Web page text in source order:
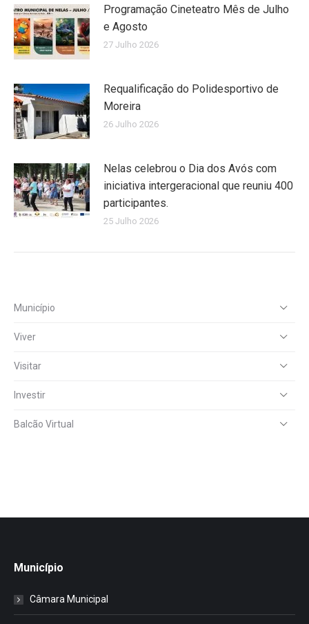
Programação Cineteatro Mês de Julho
e Agosto
27 Julho 2026
Requalificação do Polidesportivo de
Moreira
26 Julho 2026
Nelas celebrou o Dia dos Avós com
iniciativa intergeracional que reuniu 400
participantes.
25 Julho 2026
Município
Viver
Visitar
Investir
Balcão Virtual
Município
Câmara Municipal